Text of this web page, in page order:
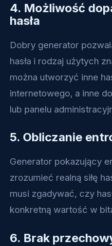
4. Możliwość
hasła
Dobry generator
hasła i rodzaj użytych
można utworzyć inne
internetowego, a inne
lub panelu
5. Obliczanie
Generator pokazujący
zrozumieć realną siłę
musi zgadywać, czy
konkretną wartość w
6. Brak